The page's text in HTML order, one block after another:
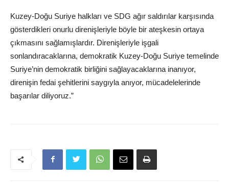
Kuzey-Doğu Suriye halkları ve SDG ağır saldırılar karşısında
gösterdikleri onurlu direnişleriyle böyle bir ateşkesin ortaya
çıkmasını sağlamışlardır. Direnişleriyle işgali
sonlandıracaklarına, demokratik Kuzey-Doğu Suriye temelinde
Suriye’nin demokratik birliğini sağlayacaklarına inanıyor,
direnişin fedai şehitlerini saygıyla anıyor, mücadelelerinde
başarılar diliyoruz.”